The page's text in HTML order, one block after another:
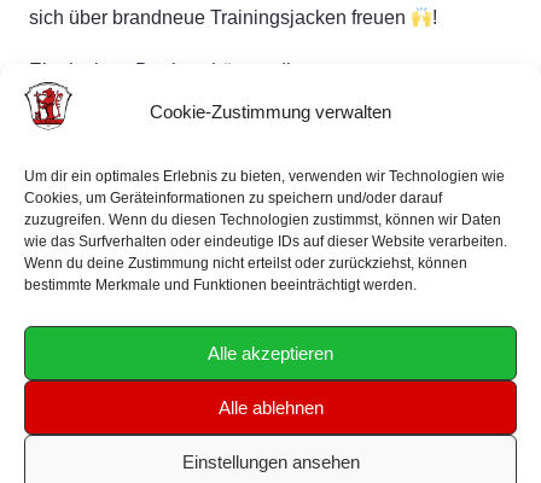
Cookie-Zustimmung verwalten
Um dir ein optimales Erlebnis zu bieten, verwenden wir Technologien wie
Cookies, um Geräteinformationen zu speichern und/oder darauf
zuzugreifen. Wenn du diesen Technologien zustimmst, können wir Daten
wie das Surfverhalten oder eindeutige IDs auf dieser Website verarbeiten.
Wenn du deine Zustimmung nicht erteilst oder zurückziehst, können
bestimmte Merkmale und Funktionen beeinträchtigt werden.
Alle akzeptieren
Alle ablehnen
Einstellungen ansehen
sich über brandneue Trainingsjacken freuen
!
Ein riesiges Dankeschön an die
@sparkasse_landsberg♥️!